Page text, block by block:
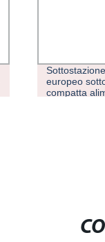
europeo
compatta